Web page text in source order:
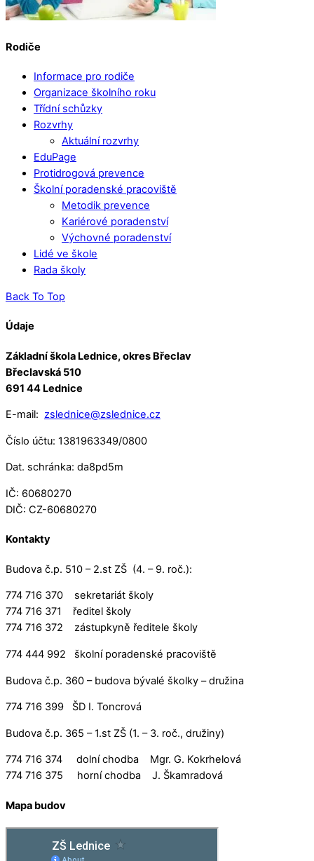
Rodiče
Informace pro rodiče
Organizace školního roku
Třídní schůzky
Rozvrhy
Aktuální rozvrhy
EduPage
Protidrogová prevence
Školní poradenské pracoviště
Metodik prevence
Kariérové poradenství
Výchovné poradenství
Lidé ve škole
Rada školy
Back To Top
Údaje
Základní škola Lednice, okres Břeclav
Břeclavská 510
691 44 Lednice
E-mail: zslednice@zslednice.cz
Číslo účtu: 1381963349/0800
Dat. schránka: da8pd5m
IČ: 60680270
DIČ: CZ-60680270
Kontakty
Budova č.p. 510 – 2.st ZŠ (4. – 9. roč.):
774 716 370 sekretariát školy
774 716 371 ředitel školy
774 716 372 zástupkyně ředitele školy
774 444 992 školní poradenské pracoviště
Budova č.p. 360 – budova bývalé školky – družina
774 716 399 ŠD I. Toncrová
Budova č.p. 365 – 1.st ZŠ (1. – 3. roč., družiny)
774 716 374 dolní chodba Mgr. G. Kokrhelová
774 716 375 horní chodba J. Škamradová
Mapa budov